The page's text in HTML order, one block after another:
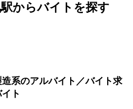
からバイトを探す
系のアルバイト／バイト求
ト